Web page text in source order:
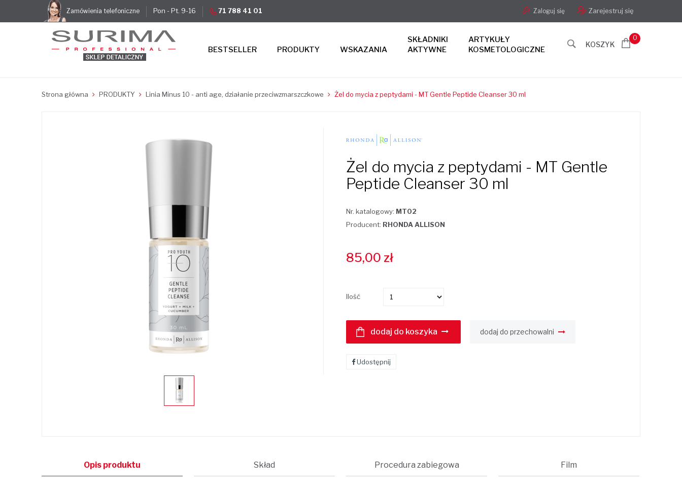
Zamówienia telefoniczne Pon - Pt. 9-16 71 788 41 01 Zaloguj się Zarejestruj się
KOSZYK
0
BESTSELLER PRODUKTY WSKAZANIA
SKŁADNIKI
AKTYWNE
ARTYKUŁY
KOSMETOLOGICZNE
Strona główna PRODUKTY Linia Minus 10 - anti age, działanie przeciwzmarszczkowe Żel do mycia z peptydami - MT Gentle Peptide Cleanser 30 ml
Żel do mycia z peptydami - MT Gentle
Peptide Cleanser 30 ml
Nr. katalogowy: MT02
Producent: RHONDA ALLISON
85,00 zł
Ilość
dodaj do koszyka dodaj do przechowalni
Udostępnij
Opis produktu Skład Procedura zabiegowa Film